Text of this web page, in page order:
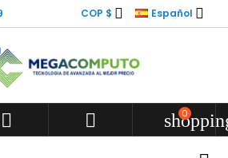
Español 
COP $ 
  0